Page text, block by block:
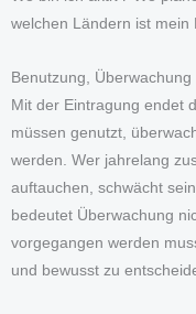
welchen Ländern ist
Benutzung,
Mit der Eintragung endet
müssen genutzt,
werden. Wer jahrelang
auftauchen, schwächt
bedeutet Überwachung
vorgegangen werden
und bewusst zu